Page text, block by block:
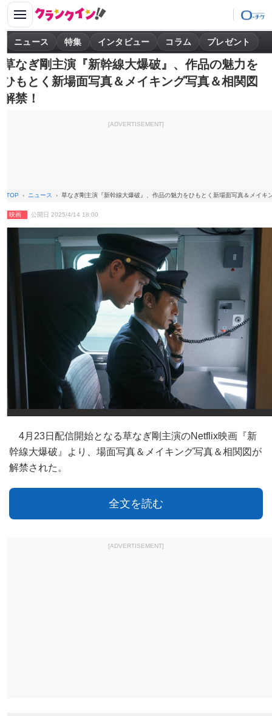
ニュース 特集 インタビュー コラム プレゼント
草なぎ剛主演『新幹線大爆破』、作品の魅力を
ひもとく新場面写真＆メイキング写真＆相関図
解禁！
[ADVERTISEMENT]
TOP ニュース 草なぎ剛主演『新幹線大爆破』、作品の魅力をひもとく新場面写真＆メイキ
映画 公開日 2025/4/14 18:00
4月23日配信開始となる草なぎ剛主演のNetflix映画『新
幹線大爆破』より、場面写真＆メイキング写真＆相関図が
解禁された。
全文を読む
[ADVERTISEMENT]